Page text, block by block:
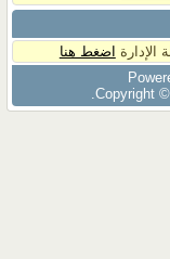
اضغط هنا
Copyright